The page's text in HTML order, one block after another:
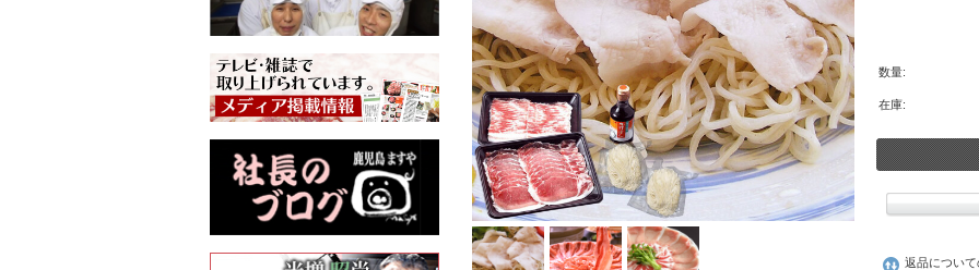
数量:
在庫:
返品につい